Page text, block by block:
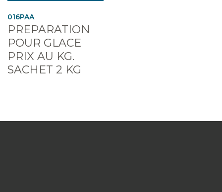
016PAA
PREPARATION
POUR GLACE
PRIX AU KG.
SACHET 2 KG